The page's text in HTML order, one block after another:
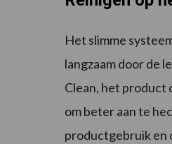
Het slimme
langzaam door de
Clean, het product
om beter aan te
productgebruik en